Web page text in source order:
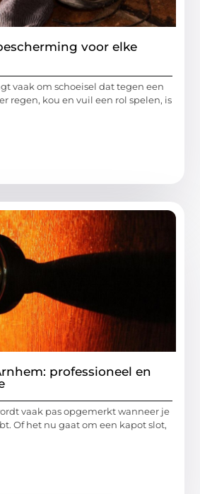
voor elke
vaak om schoeisel dat tegen een
regen, kou en vuil een rol spelen, is
professioneel en
vaak pas opgemerkt wanneer je
Of het nu gaat om een kapot slot,